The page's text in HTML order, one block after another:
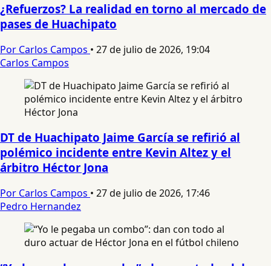
¿Refuerzos? La realidad en torno al mercado de
pases de Huachipato
Por Carlos Campos • 27 de julio de 2026, 19:04
Carlos Campos
DT de Huachipato Jaime García se refirió al
polémico incidente entre Kevin Altez y el
árbitro Héctor Jona
Por Carlos Campos • 27 de julio de 2026, 17:46
Pedro Hernandez